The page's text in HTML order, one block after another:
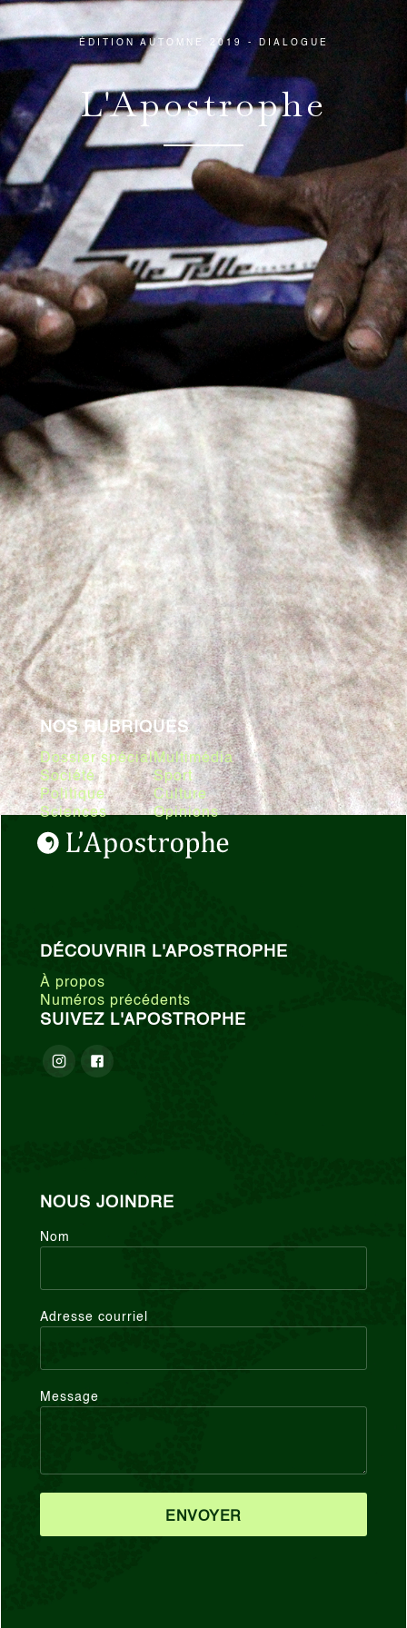
ÉDITION AUTOMNE 2019 - DIALOGUE
L'Apostrophe
NOS RUBRIQUES
Dossier spécial
Société
Politique
Sciences
Multimédia
Sport
Culture
Opinions
DÉCOUVRIR L'APOSTROPHE
À propos
Numéros précédents
SUIVEZ L'APOSTROPHE
NOUS JOINDRE
Nom
Adresse courriel
Message